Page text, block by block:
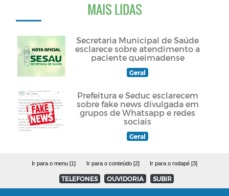
MAIS LIDAS
Secretaria Municipal de Saúde
esclarece sobre atendimento a
paciente queimadense
Geral
Prefeitura e Seduc esclarecem
sobre fake news divulgada em
grupos de Whatsapp e redes
sociais
Geral
Ir para o menu [1] Ir para o conteúdo [2] Ir para o rodapé [3]
TELEFONES OUVIDORIA SUBIR